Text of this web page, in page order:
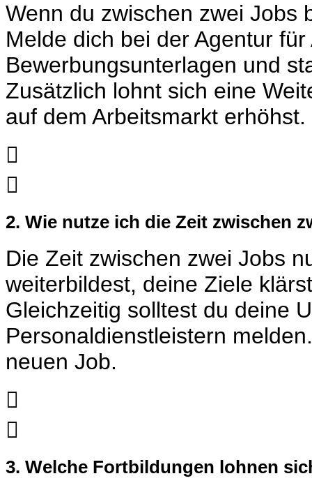
Wenn du zwischen zwei Jobs
Melde dich bei der Agentur
Bewerbungsunterlagen und
Zusätzlich lohnt sich eine
auf dem Arbeitsmarkt erhöhst.


2. Wie nutze ich die Zeit zwischen
Die Zeit zwischen zwei Jobs
weiterbildest, deine Ziele
Gleichzeitig solltest du deine
Personaldienstleistern
neuen Job.


3. Welche Fortbildungen lohnen